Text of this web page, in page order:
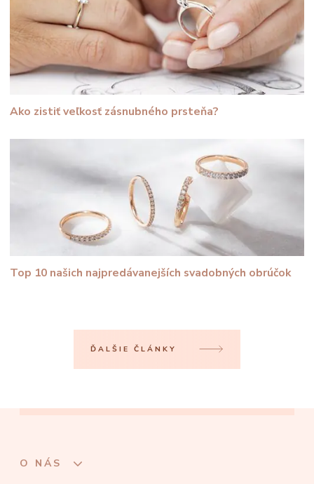
Ako zistiť veľkosť zásnubného prsteňa?
Top 10 našich najpredávanejších svadobných obrúčok
ĎALŠIE ČLÁNKY
O NÁS